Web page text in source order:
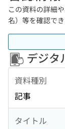
この資料の詳細
名）等を確認でき
デジタ
資料種別
記事
タイトル